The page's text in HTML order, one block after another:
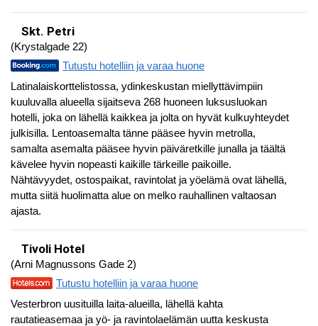
Skt. Petri
(Krystalgade 22)
Tutustu hotelliin ja varaa huone
Latinalaiskorttelistossa, ydinkeskustan miellyttävimpiin
kuuluvalla alueella sijaitseva 268 huoneen luksusluokan
hotelli, joka on lähellä kaikkea ja jolta on hyvät kulkuyhteydet
julkisilla. Lentoasemalta tänne pääsee hyvin metrolla,
samalta asemalta pääsee hyvin päiväretkille junalla ja täältä
kävelee hyvin nopeasti kaikille tärkeille paikoille.
Nähtävyydet, ostospaikat, ravintolat ja yöelämä ovat lähellä,
mutta siitä huolimatta alue on melko rauhallinen valtaosan
ajasta.
Tivoli Hotel
(Arni Magnussons Gade 2)
Tutustu hotelliin ja varaa huone
Vesterbron uusituilla laita-alueilla, lähellä kahta
rautatieasemaa ja yö- ja ravintolaelämän uutta keskusta